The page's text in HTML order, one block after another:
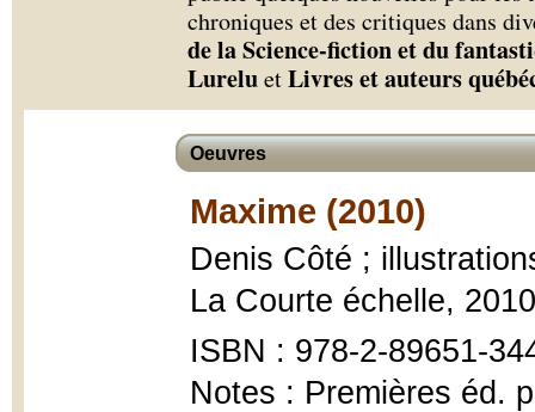
chroniques et des critiques dans
de la Science-fiction et du
LureluetLivres et auteurs
Oeuvres
Maxime (2010)
Denis Côté ;
La Courte échelle, 2010
ISBN : 978-2-89651-
Notes : Premières éd.